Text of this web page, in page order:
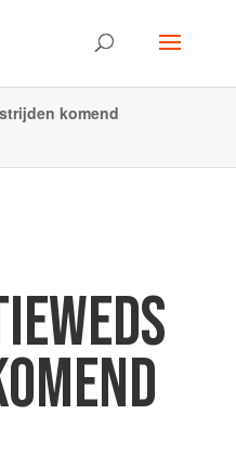
komend